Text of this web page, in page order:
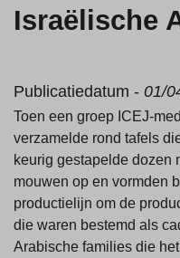
Israëlische
Publicatiedatum - 01/
Toen een groep ICEJ-
verzamelde rond tafels
keurig gestapelde dozen
mouwen op en vormden
productielijn om de
die waren bestemd als
Arabische families die